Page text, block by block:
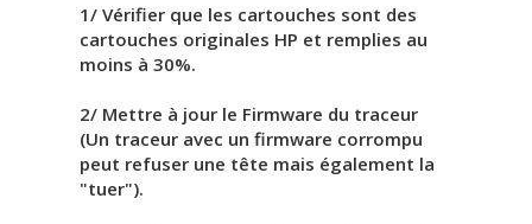
1/ Vérifier que les cartouches sont des
cartouches originales HP et remplies au
moins à 30%.
2/ Mettre à jour le Firmware du traceur
(Un traceur avec un firmware corrompu
peut refuser une tête mais également la
"tuer").